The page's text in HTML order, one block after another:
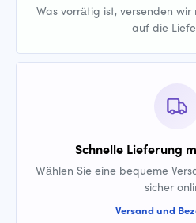
Was vorrätig ist, versenden
auf die
Schnelle Lieferung
Wählen Sie eine bequeme
sicher
Versand und